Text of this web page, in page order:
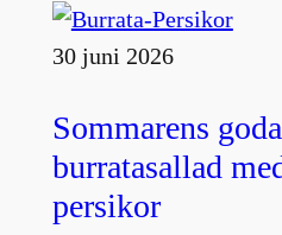
30 juni 2026
Sommarens
burratasallad
persikor